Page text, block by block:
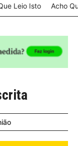
Leio Isto Acho